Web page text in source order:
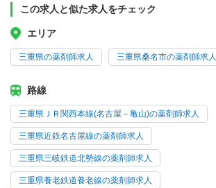
この求人と似た求人をチェック
エリア
三重県の薬剤師求人 三重県桑名市の薬剤師求人
路線
三重県ＪＲ関西本線(名古屋－亀山)の薬剤師求人
三重県近鉄名古屋線の薬剤師求人
三重県三岐鉄道北勢線の薬剤師求人
三重県養老鉄道養老線の薬剤師求人